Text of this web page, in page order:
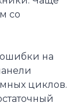
со
ошибки на
циклов.